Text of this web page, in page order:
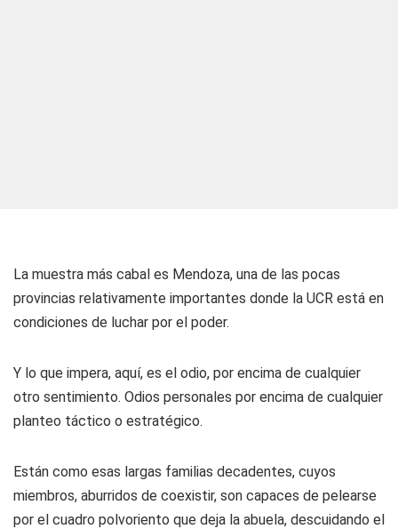
La muestra más cabal es Mendoza, una de las pocas
provincias relativamente importantes donde la UCR está en
condiciones de luchar por el poder.
Y lo que impera, aquí, es el odio, por encima de cualquier
otro sentimiento. Odios personales por encima de cualquier
planteo táctico o estratégico.
Están como esas largas familias decadentes, cuyos
miembros, aburridos de coexistir, son capaces de pelearse
por el cuadro polvoriento que deja la abuela, descuidando el